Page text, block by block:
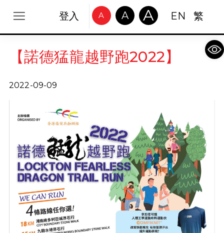
登入 A A A EN 繁
【諾德猛龍越野跑2022】
2022-09-09